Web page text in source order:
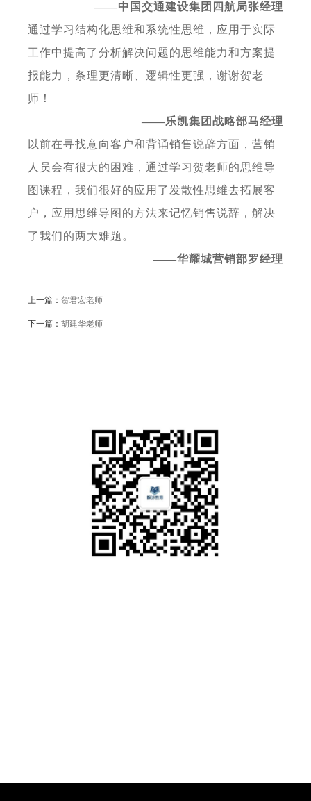
——中国交通建设集团四航局张经理
通过学习结构化思维和系统性思维，应用于实际
工作中提高了分析解决问题的思维能力和方案提
报能力，条理更清晰、逻辑性更强，谢谢贺老
师！
——乐凯集团战略部马经理
以前在寻找意向客户和背诵销售说辞方面，营销
人员会有很大的困难，通过学习贺老师的思维导
图课程，我们很好的应用了发散性思维去拓展客
户，应用思维导图的方法来记忆销售说辞，解决
了我们的两大难题。
——华耀城营销部罗经理
上一篇： 贺君宏老师
下一篇： 胡建华老师